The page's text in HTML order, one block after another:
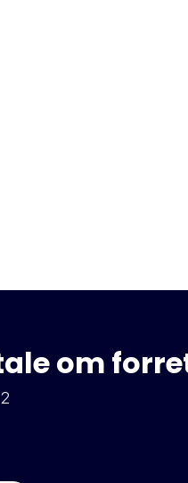
om